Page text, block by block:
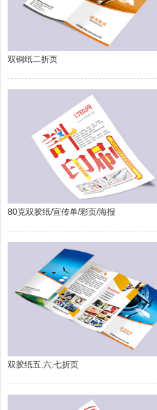
双铜纸二折页
80克双胶纸/宣传单/彩页/海报
双胶纸五.六.七折页